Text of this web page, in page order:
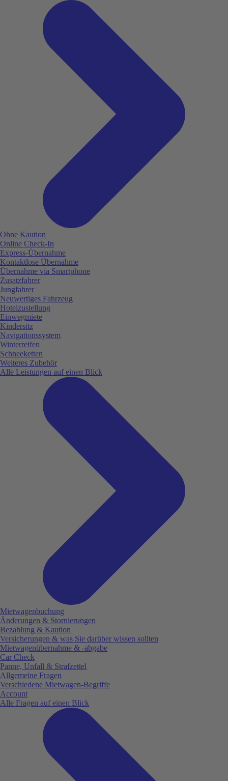
Ohne Kaution
Online Check-In
Express-Übernahme
Kontaktlose Übernahme
Übernahme via Smartphone
Zusatzfahrer
Jungfahrer
Neuwertiges Fahrzeug
Hotelzustellung
Einwegmiete
Kindersitz
Navigationssystem
Winterreifen
Schneeketten
Weiteres Zubehör
Alle Leistungen auf einen Blick
Mietwagenbuchung
Änderungen & Stornierungen
Bezahlung & Kaution
Versicherungen & was Sie darüber wissen sollten
Mietwagenübernahme & -abgabe
Car Check
Panne, Unfall & Strafzettel
Allgemeine Fragen
Verschiedene Mietwagen-Begriffe
Account
Alle Fragen auf einen Blick